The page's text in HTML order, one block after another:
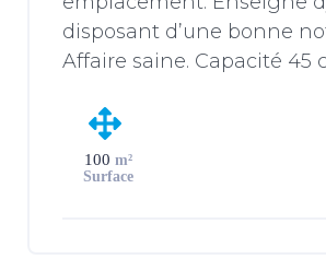
disposant d’une bonne
Affaire saine. Capacité 45
samedi). Possibilité de
repas le soir pour
L’entreprise emploie
100 m²
Surface